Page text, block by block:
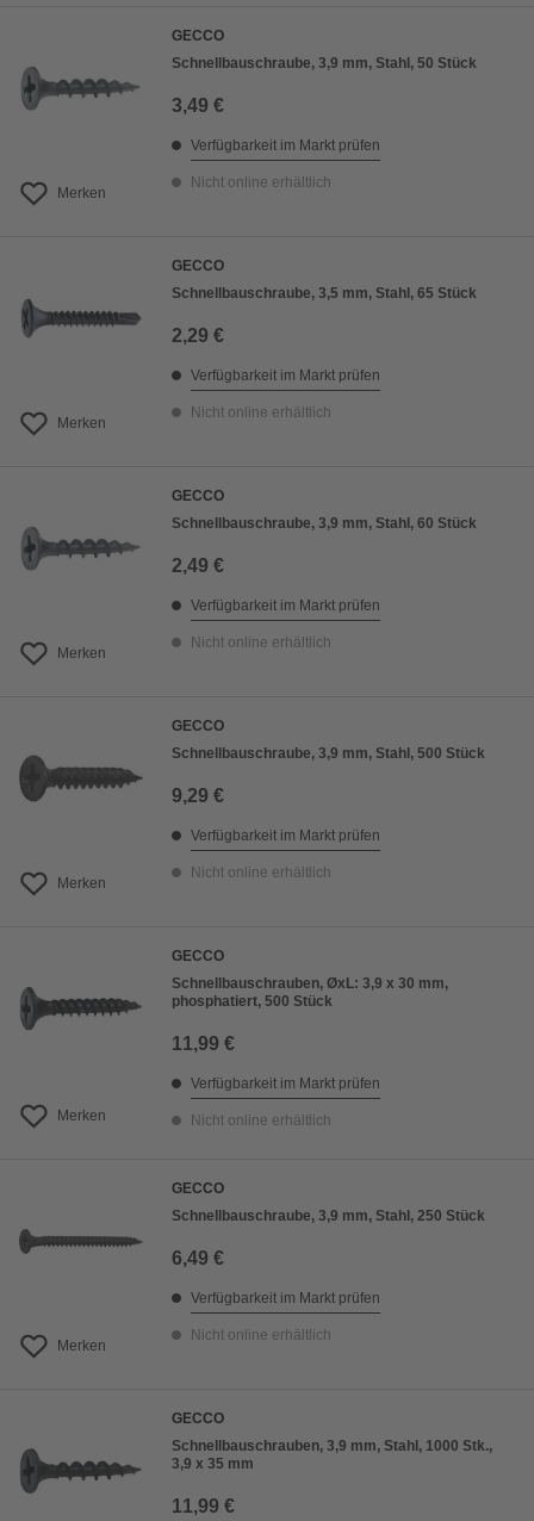
Merken
GECCO
Schnellbauschraube, 3,9 mm, Stahl, 50 Stück
3,49 €
Verfügbarkeit im Markt prüfen
Nicht online erhältlich
Merken
GECCO
Schnellbauschraube, 3,5 mm, Stahl, 65 Stück
2,29 €
Verfügbarkeit im Markt prüfen
Nicht online erhältlich
Merken
GECCO
Schnellbauschraube, 3,9 mm, Stahl, 60 Stück
2,49 €
Verfügbarkeit im Markt prüfen
Nicht online erhältlich
Merken
GECCO
Schnellbauschraube, 3,9 mm, Stahl, 500 Stück
9,29 €
Verfügbarkeit im Markt prüfen
Nicht online erhältlich
Merken
GECCO
Schnellbauschrauben, ØxL: 3,9 x 30 mm,
phosphatiert, 500 Stück
11,99 €
Verfügbarkeit im Markt prüfen
Nicht online erhältlich
Merken
GECCO
Schnellbauschraube, 3,9 mm, Stahl, 250 Stück
6,49 €
Verfügbarkeit im Markt prüfen
Nicht online erhältlich
GECCO
Schnellbauschrauben, 3,9 mm, Stahl, 1000 Stk.,
3,9 x 35 mm
11,99 €